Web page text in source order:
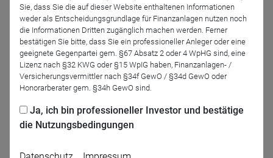
Mario Künzel
DJE Kapital AG
Sie, dass Sie die auf dieser Website enthaltenen Informationen
weder als Entscheidungsgrundlage für Finanzanlagen nutzen noch
die Informationen Dritten zugänglich machen werden. Ferner
bestätigen Sie bitte, dass Sie ein professioneller Anleger oder eine
geeignete Gegenpartei gem. §67 Absatz 2 oder 4 WpHG sind, eine
Lizenz nach §32 KWG oder §15 WpIG haben, Finanzanlagen- /
Versicherungsvermittler nach §34f GewO / §34d GewO oder
Honorarberater gem. §34h GewO sind.
Ja, ich bin professioneller Investor und bestätige
die Nutzungsbedingungen